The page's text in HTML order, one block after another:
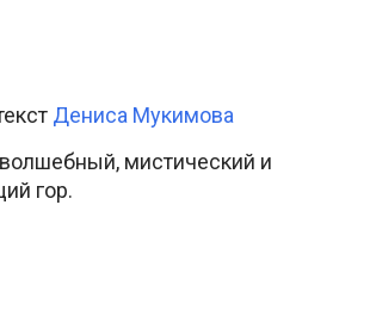
Дениса Мукимова
мистический и
гор.